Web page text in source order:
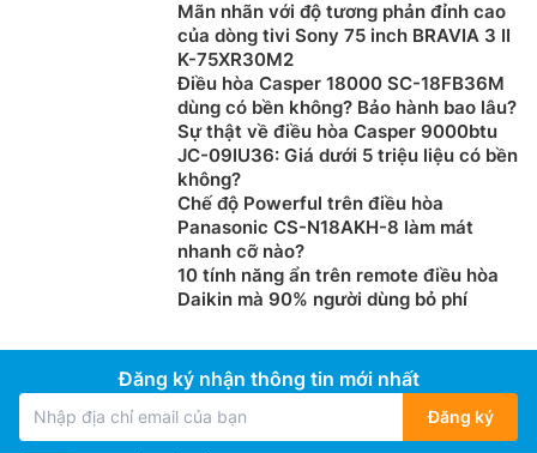
thị trường chỉ có duy nhất Mitsubishi Heavy mới sử
dung công nghệ này mang đến cho bạn không khí
trong lành và sạch sẽ.
Môi chất lạnh R32
Mãn nhãn với độ tương phản đỉnh cao
của dòng tivi Sony 75 inch BRAVIA 3 II
K-75XR30M2
Điều hòa Casper 18000 SC-18FB36M
dùng có bền không? Bảo hành bao lâu?
Sự thật về điều hòa Casper 9000btu
JC-09IU36: Giá dưới 5 triệu liệu có bền
không?
Chế độ Powerful trên điều hòa
Panasonic CS-N18AKH-8 làm mát
nhanh cỡ nào?
10 tính năng ẩn trên remote điều hòa
Daikin mà 90% người dùng bỏ phí
Đăng ký nhận thông tin mới nhất
Đăng ký